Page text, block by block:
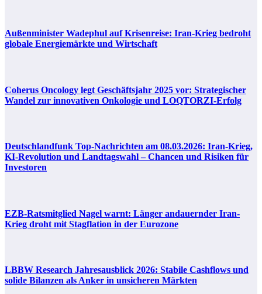
Außenminister Wadephul auf Krisenreise: Iran-Krieg bedroht
globale Energiemärkte und Wirtschaft
Coherus Oncology legt Geschäftsjahr 2025 vor: Strategischer
Wandel zur innovativen Onkologie und LOQTORZI-Erfolg
Deutschlandfunk Top-Nachrichten am 08.03.2026: Iran-Krieg,
KI-Revolution und Landtagswahl – Chancen und Risiken für
Investoren
EZB-Ratsmitglied Nagel warnt: Länger andauernder Iran-
Krieg droht mit Stagflation in der Eurozone
LBBW Research Jahresausblick 2026: Stabile Cashflows und
solide Bilanzen als Anker in unsicheren Märkten